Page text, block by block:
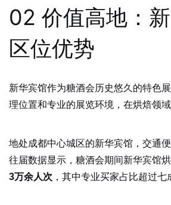
02 价值高地：
区位优势
新华宾馆作为糖酒会历史悠久的特色
理位置和专业的展览环境，在烘焙领
地处成都中心城区的新华宾馆，交通便
往届数据显示，糖酒会期间新华宾馆
3万余人次 ，其中专业买家占比超过七